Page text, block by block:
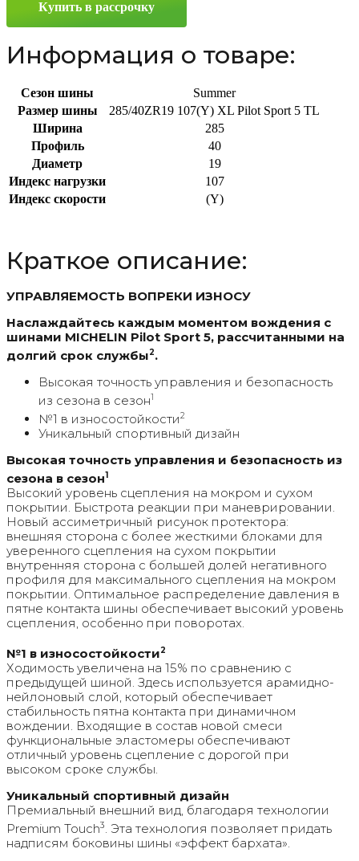
107(Y)
Купить в рассрочку
Информация о товаре:
Сезон шины
Summer
Размер шины
285/40ZR19 107(Y) XL Pilot Sport 5 TL
Ширина
285
Профиль
40
Диаметр
19
Индекс нагрузки
107
Индекс скорости
(Y)
Краткое описание:
УПРАВЛЯЕМОСТЬ ВОПРЕКИ ИЗНОСУ
Наслаждайтесь каждым моментом вождения с
шинами MICHELIN Pilot Sport 5, рассчитанными на
долгий срок службы2.
Высокая точность управления и безопасность
из сезона в сезон1
№1 в износостойкости2
Уникальный спортивный дизайн
Высокая точность управления и безопасность из
сезона в сезон1
Высокий уровень сцепления на мокром и сухом
покрытии. Быстрота реакции при маневрировании.
Новый ассиметричный рисунок протектора:
внешняя сторона с более жесткими блоками для
уверенного сцепления на сухом покрытии
внутренняя сторона с большей долей негативного
профиля для максимального сцепления на мокром
покрытии. Оптимальное распределение давления в
пятне контакта шины обеспечивает высокий уровень
сцепления, особенно при поворотах.
№1 в износостойкости2
Ходимость увеличена на 15% по сравнению с
предыдущей шиной. Здесь используется арамидно-
нейлоновый слой, который обеспечивает
стабильность пятна контакта при динамичном
вождении. Входящие в состав новой смеси
функциональные эластомеры обеспечивают
отличный уровень сцепление с дорогой при
высоком сроке службы.
Уникальный спортивный дизайн
Премиальный внешний вид, благодаря технологии
Premium Touch3. Эта технология позволяет придать
надписям боковины шины «эффект бархата».